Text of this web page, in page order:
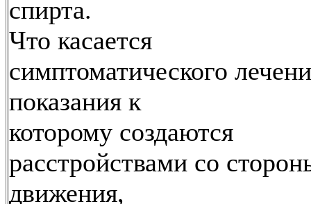
спирта.
Что касается
симптоматического
показания к
которому создаются
расстройствами со
движения,